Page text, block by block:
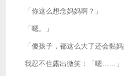
「你这么想念妈妈啊？」
「嗯。」
「傻孩子，都这么大了还会黏妈
我忍不住露出微笑：「嗯……」